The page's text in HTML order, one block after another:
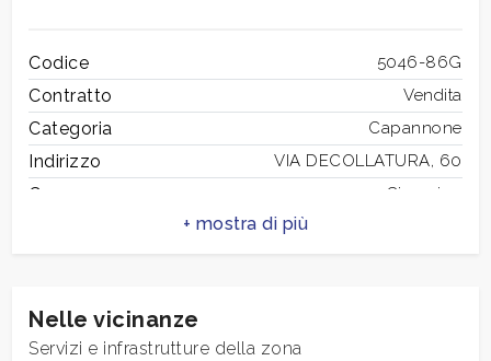
Codice 5046-86G
Contratto Vendita
Categoria Capannone
Indirizzo VIA DECOLLATURA, 60
Comune Ciampino
industriale
Aria
Nelle vicinanze
Servizi e infrastrutture della zona
2
3
5+